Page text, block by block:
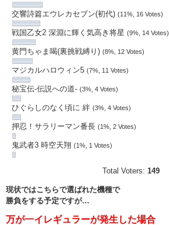
交響詩篇エウレカセブン(初代) (11%, 16 Votes)
戦国乙女2 深淵に輝く気高き将星 (9%, 14 Votes)
黄門ちゃま喝(裏挑戦縛り) (8%, 12 Votes)
マジカルハロウィン5 (7%, 11 Votes)
秘宝伝-伝説への道- (3%, 4 Votes)
ひぐらしのなく頃に 絆 (3%, 4 Votes)
押忍！サラリーマン番長 (1%, 2 Votes)
鬼武者3 時空天翔 (1%, 1 Votes)
Total Voters: 149
現状ではこちらで選ばれた機種で
勝負をする予定ですが…
万が一イレギュラーが発生した場合